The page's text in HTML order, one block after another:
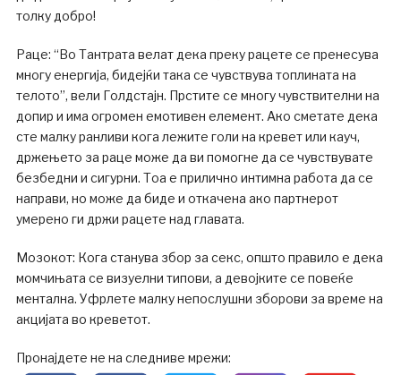
толку добро!
Раце: “Во Тантрата велат дека преку рацете се пренесува
многу енергија, бидејќи така се чувствува топлината на
телото”, вели Голдстајн. Прстите се многу чувствителни на
допир и има огромен емотивен елемент. Ако сметате дека
сте малку ранливи кога лежите голи на кревет или кауч,
држењето за раце може да ви помогне да се чувствувате
безбедни и сигурни. Тоа е прилично интимна работа да се
направи, но може да биде и откачена ако партнерот
умерено ги држи рацете над главата.
Мозокот: Кога станува збор за секс, општо правило е дека
момчињата се визуелни типови, а девојките се повеќе
ментална. Уфрлете малку непослушни зборови за време на
акцијата во креветот.
Пронајдете не на следниве мрежи: